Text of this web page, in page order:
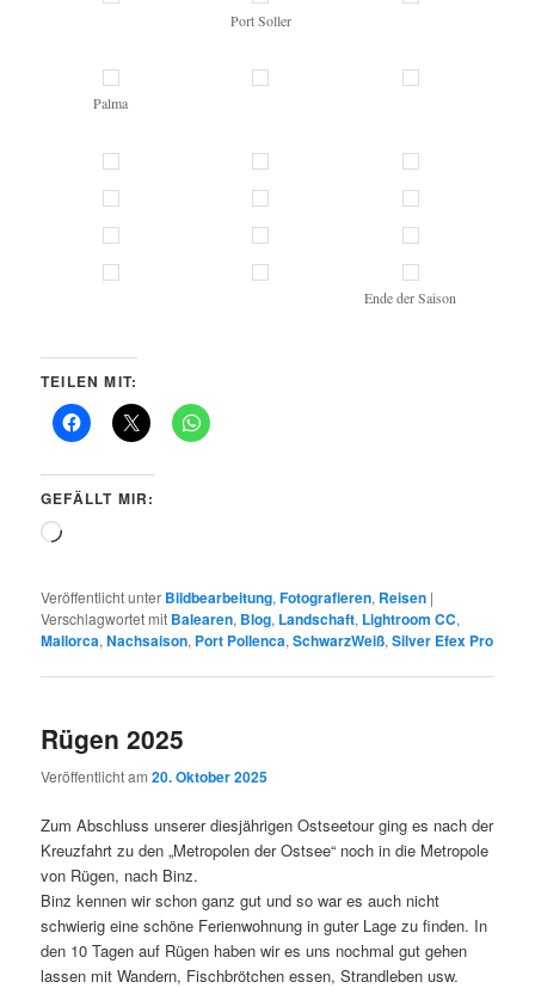
Port Soller
Palma
Ende der Saison
TEILEN MIT:
GEFÄLLT MIR:
Wird
Veröffentlicht unter Bildbearbeitung,Fotografieren, Reisen |
Verschlagwortet mit Balearen, Blog, Landschaft, Lightroom CC,
Mallorca,Nachsaison, Port Pollenca,SchwarzWeiß,Silver Efex Pro
Rügen 2025
Veröffentlicht am20. Oktober 2025
Zum Abschluss unserer diesjährigen Ostseetour ging es nach der
Kreuzfahrt zu den „Metropolen der Ostsee“ noch in die Metropole
von Rügen, nach Binz.
Binz kennen wir schon ganz gut und so war es auch nicht
schwierig eine schöne Ferienwohnung in guter Lage zu finden. In
den 10 Tagen auf Rügen haben wir es uns nochmal gut gehen
lassen mit Wandern, Fischbrötchen essen, Strandleben usw.